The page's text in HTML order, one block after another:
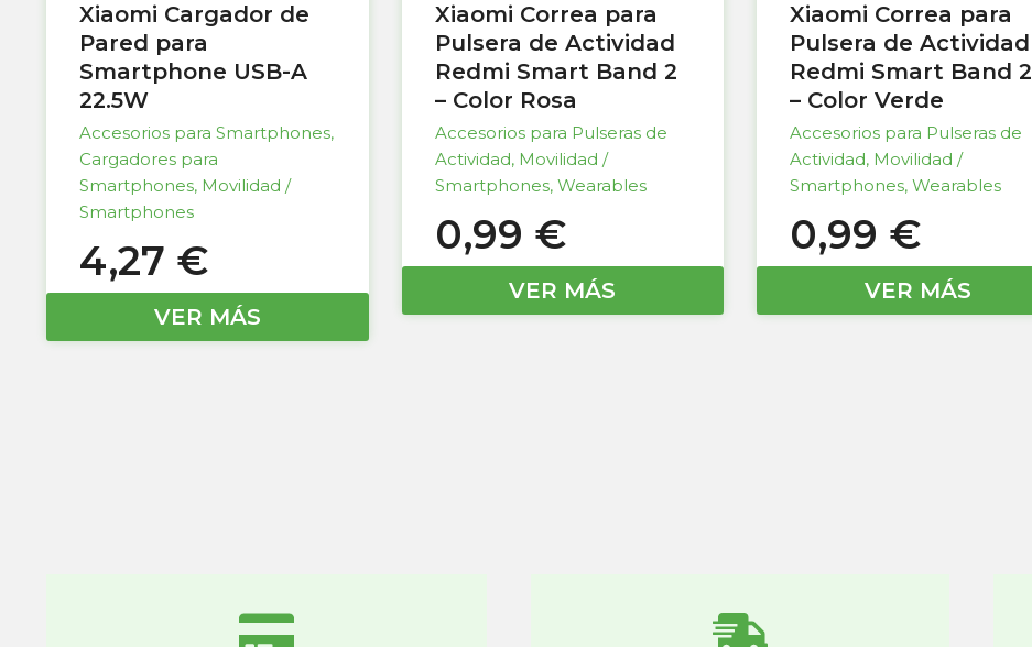
Xiaomi Cargador de
Pared para
Smartphone USB-A
22.5W
Accesorios para Smartphones,
Cargadores para
Smartphones, Movilidad /
Smartphones
4,27 €
VER MÁS
Xiaomi Correa para
Pulsera de Actividad
Redmi Smart Band 2
– Color Rosa
Accesorios para Pulseras de
Actividad, Movilidad /
Smartphones, Wearables
0,99 €
VER MÁS
Xiaomi Correa para
Pulsera de Actividad
Redmi Smart Band 2
– Color Verde
Accesorios para Pulseras de
Actividad, Movilidad /
Smartphones, Wearables
0,99 €
VER MÁS